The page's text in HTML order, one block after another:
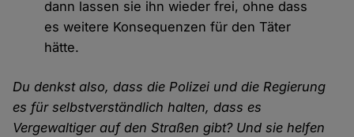
dann lassen sie ihn wieder frei, ohne dass
es weitere Konsequenzen für den Täter
hätte.
Du denkst also, dass die Polizei und die Regierung
es für selbstverständlich halten, dass es
Vergewaltiger auf den Straßen gibt? Und sie helfen